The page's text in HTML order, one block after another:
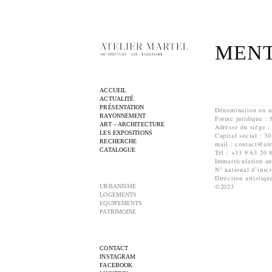
ACCUEIL
ACTUALITÉ
PRÉSENTATION
RAYONNEMENT
ART – ARCHITECTURE
LES EXPOSITIONS
RECHERCHE
CATALOGUE
URBANISME
LOGEMENTS
EQUIPEMENTS
PATRIMOINE
CONTACT
INSTAGRAM
FACEBOOK
Dénomination ou
Forme juridique :
Adresse du siège
Capital social : 30
mail :
Tél : +33 9 63 20
Immatriculation
N° national
Direction
©2023